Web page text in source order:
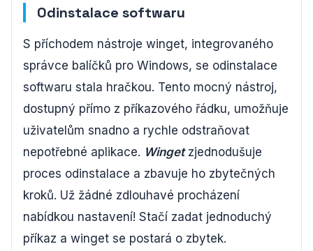
Odinstalace softwaru
S příchodem nástroje winget, integrovaného
správce balíčků pro Windows, se odinstalace
softwaru stala hračkou. Tento mocný nástroj,
dostupný přímo z příkazového řádku, umožňuje
uživatelům snadno a rychle odstraňovat
nepotřebné aplikace. Wingetzjednodušuje
proces odinstalace a zbavuje ho zbytečných
kroků. Už žádné zdlouhavé procházení
nabídkou nastavení! Stačí zadat jednoduchý
příkaz a winget se postará o zbytek.